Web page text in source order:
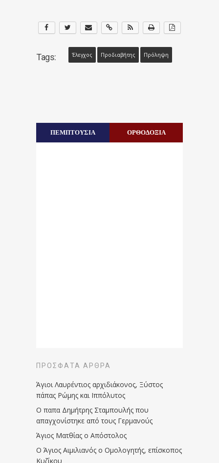
Tags: Έλεγχος Προδιαβήτης Πρόληψη
ΠΕΜΠΤΟΥΣΙΑ ΟΡΘΟΔΟΞΙΑ
ΠΡΌΣΦΑΤΑ ΆΡΘΡΑ
Άγιοι Λαυρέντιος αρχιδιάκονος, Ξύστος
πάπας Ρώμης και Ιππόλυτος
Ο παπα Δημήτρης Σταμπουλής που
απαγχονίστηκε από τους Γερμανούς
Άγιος Ματθίας ο Απόστολος
Ο Άγιος Αιμιλιανός ο Ομολογητής, επίσκοπος
Κυζίκου